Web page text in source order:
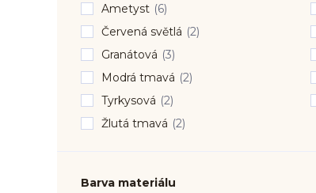
Ametyst (6)
Červená světlá (2)
Granátová (3)
Modrá tmavá (2)
Tyrkysová (2)
Žlutá tmavá (2)
Barva materiálu